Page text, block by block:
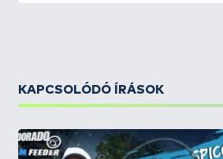
KAPCSOLÓDÓ ÍRÁSOK